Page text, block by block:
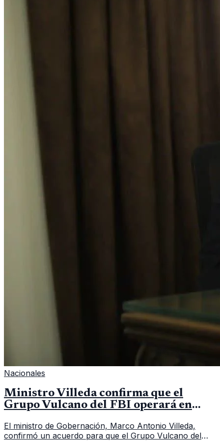
Nacionales
Ministro Villeda confirma que el
Grupo Vulcano del FBI operará en
El ministro de Gobernación, Marco Antonio Villeda,
confirmó un acuerdo para que el Grupo Vulcano del